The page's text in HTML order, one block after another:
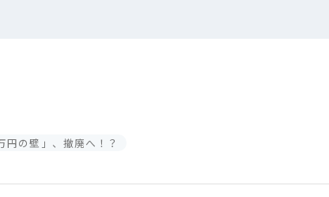
の壁」、撤廃へ！？